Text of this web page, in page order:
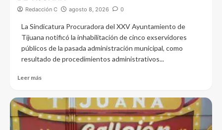
Redacción C agosto 8, 2026 0
La Sindicatura Procuradora del XXV Ayuntamiento de
Tijuana notificó la inhabilitación de cinco exservidores
públicos de la pasada administración municipal, como
resultado de procedimientos administrativos...
Leer más